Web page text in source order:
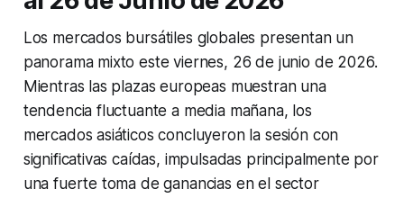
Los mercados bursátiles globales presentan un
panorama mixto este viernes, 26 de junio de 2026.
Mientras las plazas europeas muestran una
tendencia fluctuante a media mañana, los
mercados asiáticos concluyeron la sesión con
significativas caídas, impulsadas principalmente por
una fuerte toma de ganancias en el sector